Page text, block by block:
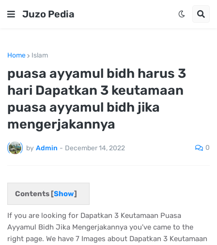
Juzo Pedia
Home Islam
puasa ayyamul bidh harus 3
hari Dapatkan 3 keutamaan
puasa ayyamul bidh jika
mengerjakannya
by Admin - December 14, 2022 0
Contents [Show]
If you are looking for Dapatkan 3 Keutamaan Puasa
Ayyamul Bidh Jika Mengerjakannya you've came to the
right page. We have 7 Images about Dapatkan 3 Keutamaan